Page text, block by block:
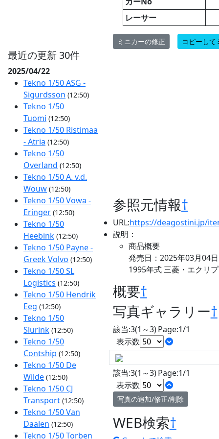
最近の更新 30件
2025/04/22
Tekno 1/50 ASG -
Sigurdsson (12:50)
Tekno 1/50
Tuomi (12:50)
Tekno 1/50 Ristimaa
- Atria (12:50)
Tekno 1/50
Overland (12:50)
Tekno 1/50 A. v.d.
Wouw (12:50)
Tekno 1/50 Vowa -
Eringer (12:50)
Tekno 1/50
Heebink (12:50)
Tekno 1/50 Payne -
Greek Volvo (12:50)
Tekno 1/50 SL
Logistics (12:50)
Tekno 1/50 Hendrik
Eeg (12:50)
Tekno 1/50
Slurink (12:50)
Tekno 1/50
Contship (12:50)
Tekno 1/50 De
Wilde (12:50)
Tekno 1/50 CJ
Transport (12:50)
Tekno 1/50 Van
Daalen (12:50)
Tekno 1/50 Torben
レーサー
ミニカーの修正 コピーして
参照元情報†
URL:https://deagostini.jp/
説明：
商品概要
発売日：2025年03月04日
1995年式 三菱・エクリ
概要†
写真ギャラリー†
該当:3(1～3) Page:1/1
表示数
該当:3(1～3) Page:1/1
表示数
写真の追加/修正/削除
WEB検索†